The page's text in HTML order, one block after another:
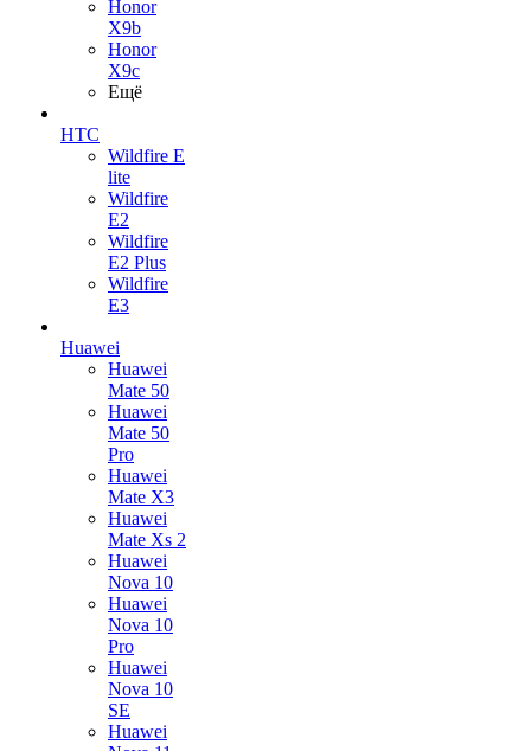
Honor
X9b
Honor
X9c
Ещё
HTC
Wildfire E
lite
Wildfire
E2
Wildfire
E2 Plus
Wildfire
E3
Huawei
Huawei
Mate 50
Huawei
Mate 50
Pro
Huawei
Mate X3
Huawei
Mate Xs 2
Huawei
Nova 10
Huawei
Nova 10
Pro
Huawei
Nova 10
SE
Huawei